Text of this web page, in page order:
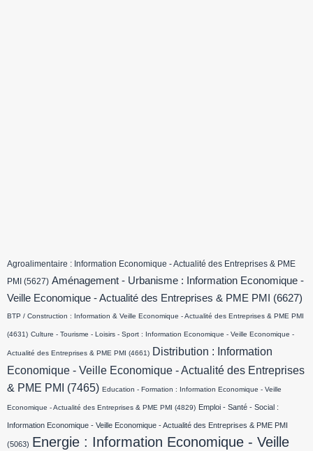
Agroalimentaire : Information Economique - Actualité des Entreprises & PME
PMI (5627) Aménagement - Urbanisme : Information Economique -
Veille Economique - Actualité des Entreprises & PME PMI
(6627)
BTP / Construction : Information & Veille Economique - Actualité des Entreprises & PME PMI
(4631) Culture - Tourisme - Loisirs - Sport : Information Economique - Veille Economique -
Actualité des Entreprises & PME PMI (4661) Distribution : Information
Economique - Veille Economique - Actualité des Entreprises
& PME PMI
(7465) Education - Formation : Information Economique - Veille
Economique - Actualité des Entreprises & PME PMI (4829) Emploi - Santé - Social :
Information Economique - Veille Economique - Actualité des Entreprises & PME PMI
(5063) Energie : Information Economique - Veille